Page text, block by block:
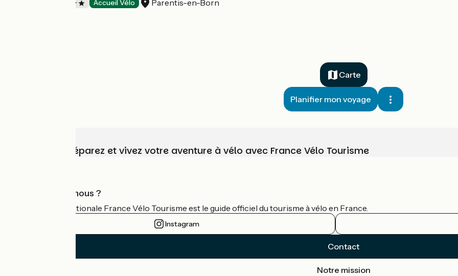
Accueil Vélo Parentis-en-Born
Carte
Planifier mon voyage
Choisissez, préparez et vivez votre aventure à vélo avec France Vélo Tourisme
Qui sommes-nous ?
L'association nationale France Vélo Tourisme est le guide officiel du tourisme à vélo en France.
Instagram
Contact
Notre mission